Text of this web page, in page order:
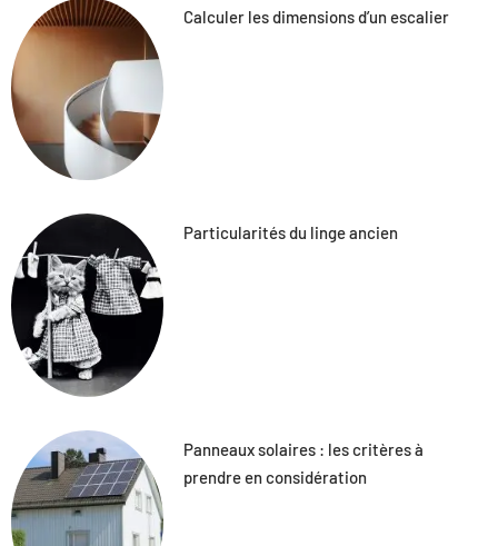
Calculer les dimensions d’un escalier
Particularités du linge ancien
Panneaux solaires : les critères à
prendre en considération